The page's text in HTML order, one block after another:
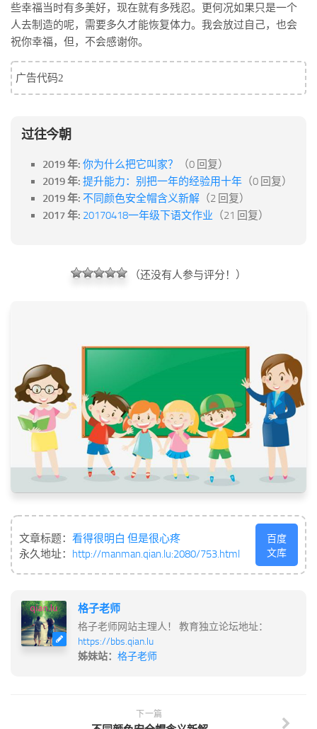
些幸福当时有多美好，现在就有多残忍。更何况如果只是一个
人去制造的呢，需要多久才能恢复体力。我会放过自己，也会
祝你幸福，但，不会感谢你。
广告代码2
过往今朝
2019 年: 你为什么把它叫家？
（0 回复）
2019 年: 提升能力：别把一年的经验用十年 （0 回复）
2019 年: 不同颜色安全帽含义新解 （2 回复）
2017 年: 20170418一年级下语文作业 （21 回复）
（还没有人参与评分！）
文章标题： 看得很明白 但是很心疼
永久地址： http://manman.qian.lu:2080/753.html
百度
文库
格子老师
格子老师网站主理人！ 教育独立论坛地址：
https://bbs.qian.lu
姊妹站： 格子老师
下一篇